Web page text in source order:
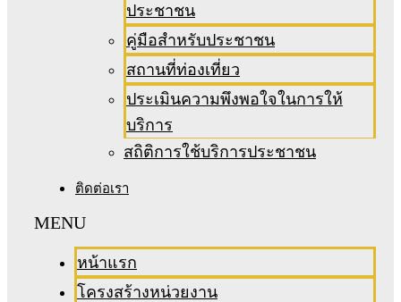
ประชาชน
คู่มือสำหรับประชาชน
สถานที่ท่องเที่ยว
ประเมินความพึงพอใจในการให้
บริการ
สถิติการใช้บริการประชาชน
ติดต่อเรา
หน้าแรก
โครงสร้างหน่วยงาน